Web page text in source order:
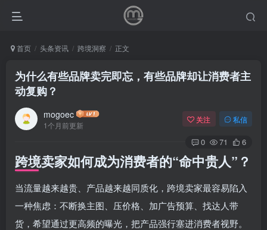
首页 头条资讯 跨境洞察 正文
为什么有些品牌卖完即忘，有些品牌却让消费者主
动复购？
mogoec
1个月前更新
关注 私信
0 71 6
跨境卖家如何成为消费者的“命中贵人”？
当流量越来越贵、产品越来越同质化，跨境卖家最容易陷入
一种焦虑：不断换主图、压价格、加广告预算、找达人带
货，希望通过更高频的曝光，把产品强行塞进消费者视野。